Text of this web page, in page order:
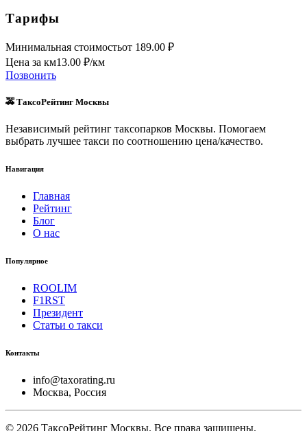
Тарифы
Минимальная стоимостьот 189.00 ₽
Цена за км13.00 ₽/км
Позвонить
🚕 ТаксоРейтинг Москвы
Независимый рейтинг таксопарков Москвы. Помогаем
выбрать лучшее такси по соотношению цена/качество.
Навигация
Главная
Рейтинг
Блог
О нас
Популярное
ROOLIM
F1RST
Президент
Статьи о такси
Контакты
info@taxorating.ru
Москва, Россия
© 2026 ТаксоРейтинг Москвы. Все права защищены.